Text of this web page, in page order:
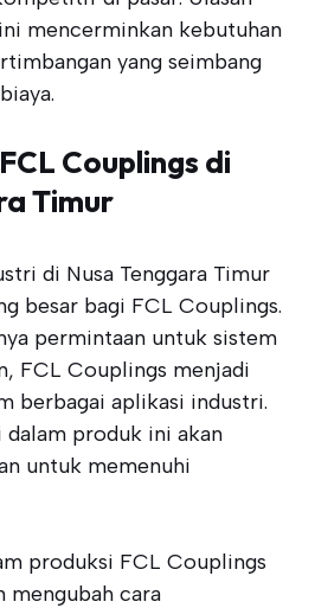
mencerminkan kebutuhan
yang seimbang
Couplings di
Timur
di Nusa Tenggara Timur
besar bagi FCL Couplings.
permintaan untuk sistem
FCL Couplings menjadi
berbagai aplikasi industri.
dalam produk ini akan
untuk memenuhi
produksi FCL Couplings
mengubah cara